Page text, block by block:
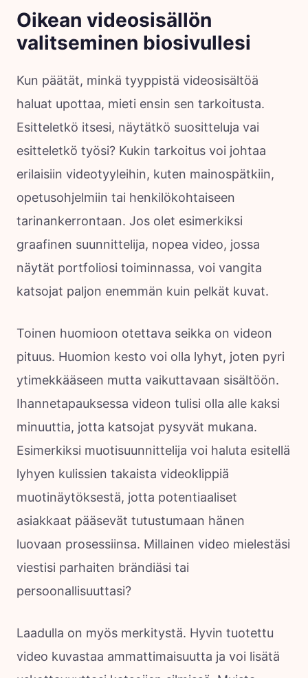
Oikean videosisällön
valitseminen biosivullesi
Kun päätät, minkä tyyppistä videosisältöä
haluat upottaa, mieti ensin sen tarkoitusta.
Esitteletkö itsesi, näytätkö suositteluja vai
esitteletkö työsi? Kukin tarkoitus voi johtaa
erilaisiin videotyyleihin, kuten mainospätkiin,
opetusohjelmiin tai henkilökohtaiseen
tarinankerrontaan. Jos olet esimerkiksi
graafinen suunnittelija, nopea video, jossa
näytät portfoliosi toiminnassa, voi vangita
katsojat paljon enemmän kuin pelkät kuvat.
Toinen huomioon otettava seikka on videon
pituus. Huomion kesto voi olla lyhyt, joten pyri
ytimekkääseen mutta vaikuttavaan sisältöön.
Ihannetapauksessa videon tulisi olla alle kaksi
minuuttia, jotta katsojat pysyvät mukana.
Esimerkiksi muotisuunnittelija voi haluta esitellä
lyhyen kulissien takaista videoklippiä
muotinäytöksestä, jotta potentiaaliset
asiakkaat pääsevät tutustumaan hänen
luovaan prosessiinsa. Millainen video mielestäsi
viestisi parhaiten brändiäsi tai
persoonallisuuttasi?
Laadulla on myös merkitystä. Hyvin tuotettu
video kuvastaa ammattimaisuutta ja voi lisätä